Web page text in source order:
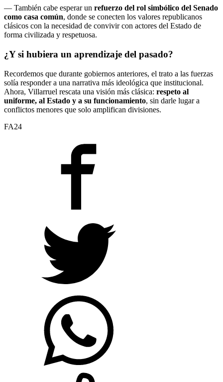
— También cabe esperar un refuerzo del rol simbólico del Senado
como casa común, donde se conecten los valores republicanos
clásicos con la necesidad de convivir con actores del Estado de
forma civilizada y respetuosa.
¿Y si hubiera un aprendizaje del pasado?
Recordemos que durante gobiernos anteriores, el trato a las fuerzas
solía responder a una narrativa más ideológica que institucional.
Ahora, Villarruel rescata una visión más clásica: respeto al
uniforme, al Estado y a su funcionamiento, sin darle lugar a
conflictos menores que solo amplifican divisiones.
FA24